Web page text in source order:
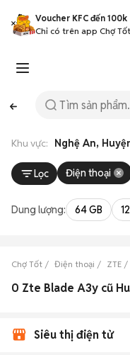
Voucher KFC đến 100k
Chỉ có trên app Chợ Tốt
Khu vực: Nghệ An,
Lọc Điện thoại
Dung lượng: 64 GB
Chợ Tốt Điện thoại ZTE
0 Zte Blade A3y cũ
Siêu thị điện tử